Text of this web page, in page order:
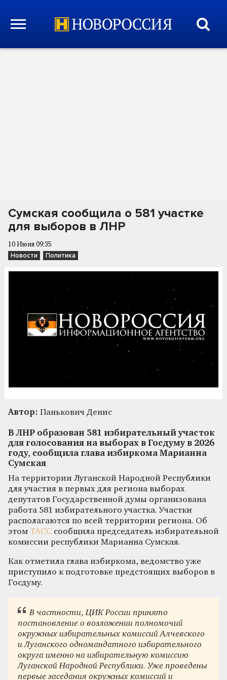
Сумская сообщила о 581 участке
для выборов в ЛНР
10 Июня 09:35
Новости Политика
Автор: Панькович Денис
В ЛНР образован 581 избирательный участок
для голосования на выборах в Госдуму в 2026
году, сообщила глава избиркома Марианна
Сумская
На территории Луганской Народной Республики
для участия в первых для региона выборах
депутатов Государственной думы организована
работа 581 избирательного участка. Участки
располагаются по всей территории региона. Об
этом ТАСС сообщила председатель избирательной
комиссии республики Марианна Сумская.
Как отметила глава избиркома, ведомство уже
приступило к подготовке предстоящих выборов в
Госдуму.
В частности, ЦИК России принято
постановление о возложении полномочий
окружных избирательных комиссий Алчевского
и Луганского одномандатного избирательного
округа именно на избирательную комиссию
Луганской Народной Республики. Уже проведены
первые заседания окружных комиссий и